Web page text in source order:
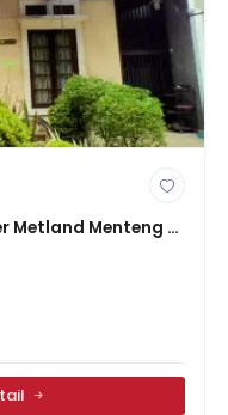
Metland Menteng
3KM | Balkon |